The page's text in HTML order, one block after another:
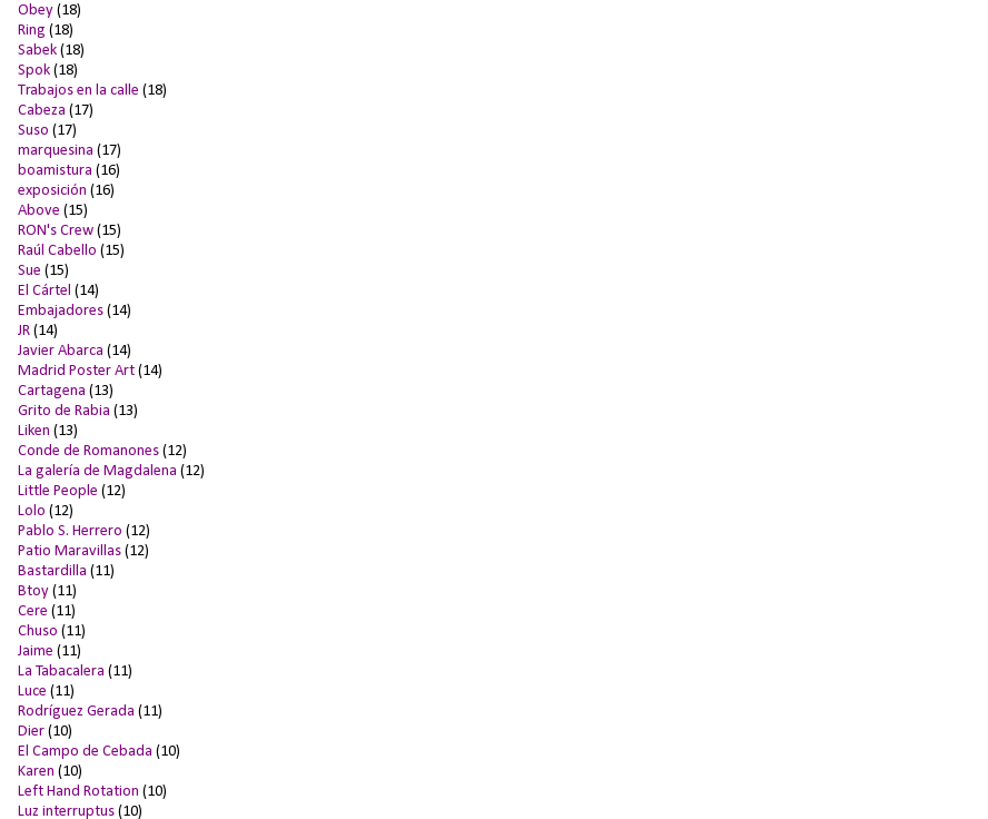
Obey (18)
Ring (18)
Sabek (18)
Spok (18)
Trabajos en la calle (18)
Cabeza (17)
Suso (17)
marquesina (17)
boamistura (16)
exposición (16)
Above (15)
RON's Crew (15)
Raúl Cabello (15)
Sue (15)
El Cártel (14)
Embajadores (14)
JR (14)
Javier Abarca (14)
Madrid Poster Art (14)
Cartagena (13)
Grito de Rabia (13)
Liken (13)
Conde de Romanones (12)
La galería de Magdalena (12)
Little People (12)
Lolo (12)
Pablo S. Herrero (12)
Patio Maravillas (12)
Bastardilla (11)
Btoy (11)
Cere (11)
Chuso (11)
Jaime (11)
La Tabacalera (11)
Luce (11)
Rodríguez Gerada (11)
Dier (10)
El Campo de Cebada (10)
Karen (10)
Left Hand Rotation (10)
Luz interruptus (10)